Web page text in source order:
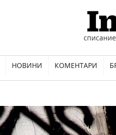
НОВИНИ КОМЕНТАРИ